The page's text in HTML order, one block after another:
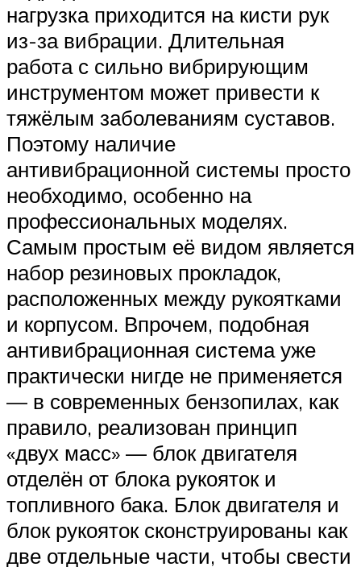
нагрузка приходится на кисти рук
из-за вибрации. Длительная
работа с сильно вибрирующим
инструментом может привести к
тяжёлым заболеваниям суставов.
Поэтому наличие
антивибрационной системы просто
необходимо, особенно на
профессиональных моделях.
Самым простым её видом является
набор резиновых прокладок,
расположенных между рукоятками
и корпусом. Впрочем, подобная
антивибрационная система уже
практически нигде не применяется
— в современных бензопилах, как
правило, реализован принцип
«двух масс» — блок двигателя
отделён от блока рукояток и
топливного бака. Блок двигателя и
блок рукояток сконструированы как
две отдельные части, чтобы свести